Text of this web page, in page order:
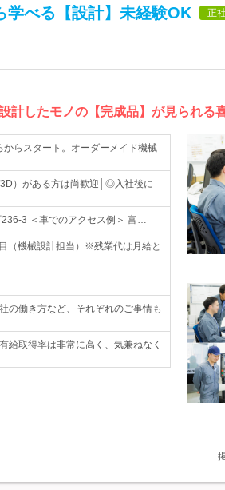
学べる【設計】未経験OK 正
計したモノの【完成品】が見られる
らスタート。オーダーメイド機械
）がある方は尚歓迎│◎入社後に
3 ＜車でのアクセス例＞ 富…
（機械設計担当）※残業代は月給と
の働き方など、それぞれのご事情も
取得率は非常に高く、気兼ねなく